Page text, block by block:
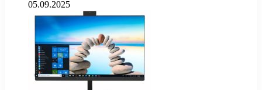
05.09.2025